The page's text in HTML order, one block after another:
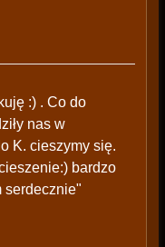
:) . Co do
nas w
K. cieszymy się.
bardzo
serdecznie"